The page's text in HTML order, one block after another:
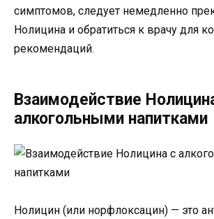
симптомов, следует немедленно
Нолицина и обратиться к врачу для
рекомендаций.
Взаимодействие
алкогольными напитками
Нолицин (или норфлоксацин) — это